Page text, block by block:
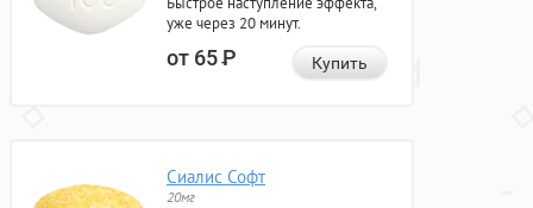
уже через 20 минут.
от 65Р Купить
Сиалис Софт
20мг